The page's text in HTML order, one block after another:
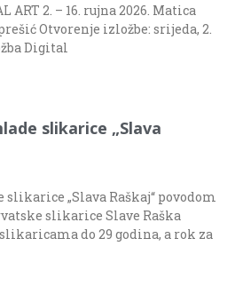
ART 2. – 16. rujna 2026. Matica
Otvorenje izložbe: srijeda, 2.
Digital
slikarice „Slava
„Slava Raškaj“ povodom
slikarice Slave Raška
do 29 godina, a rok za